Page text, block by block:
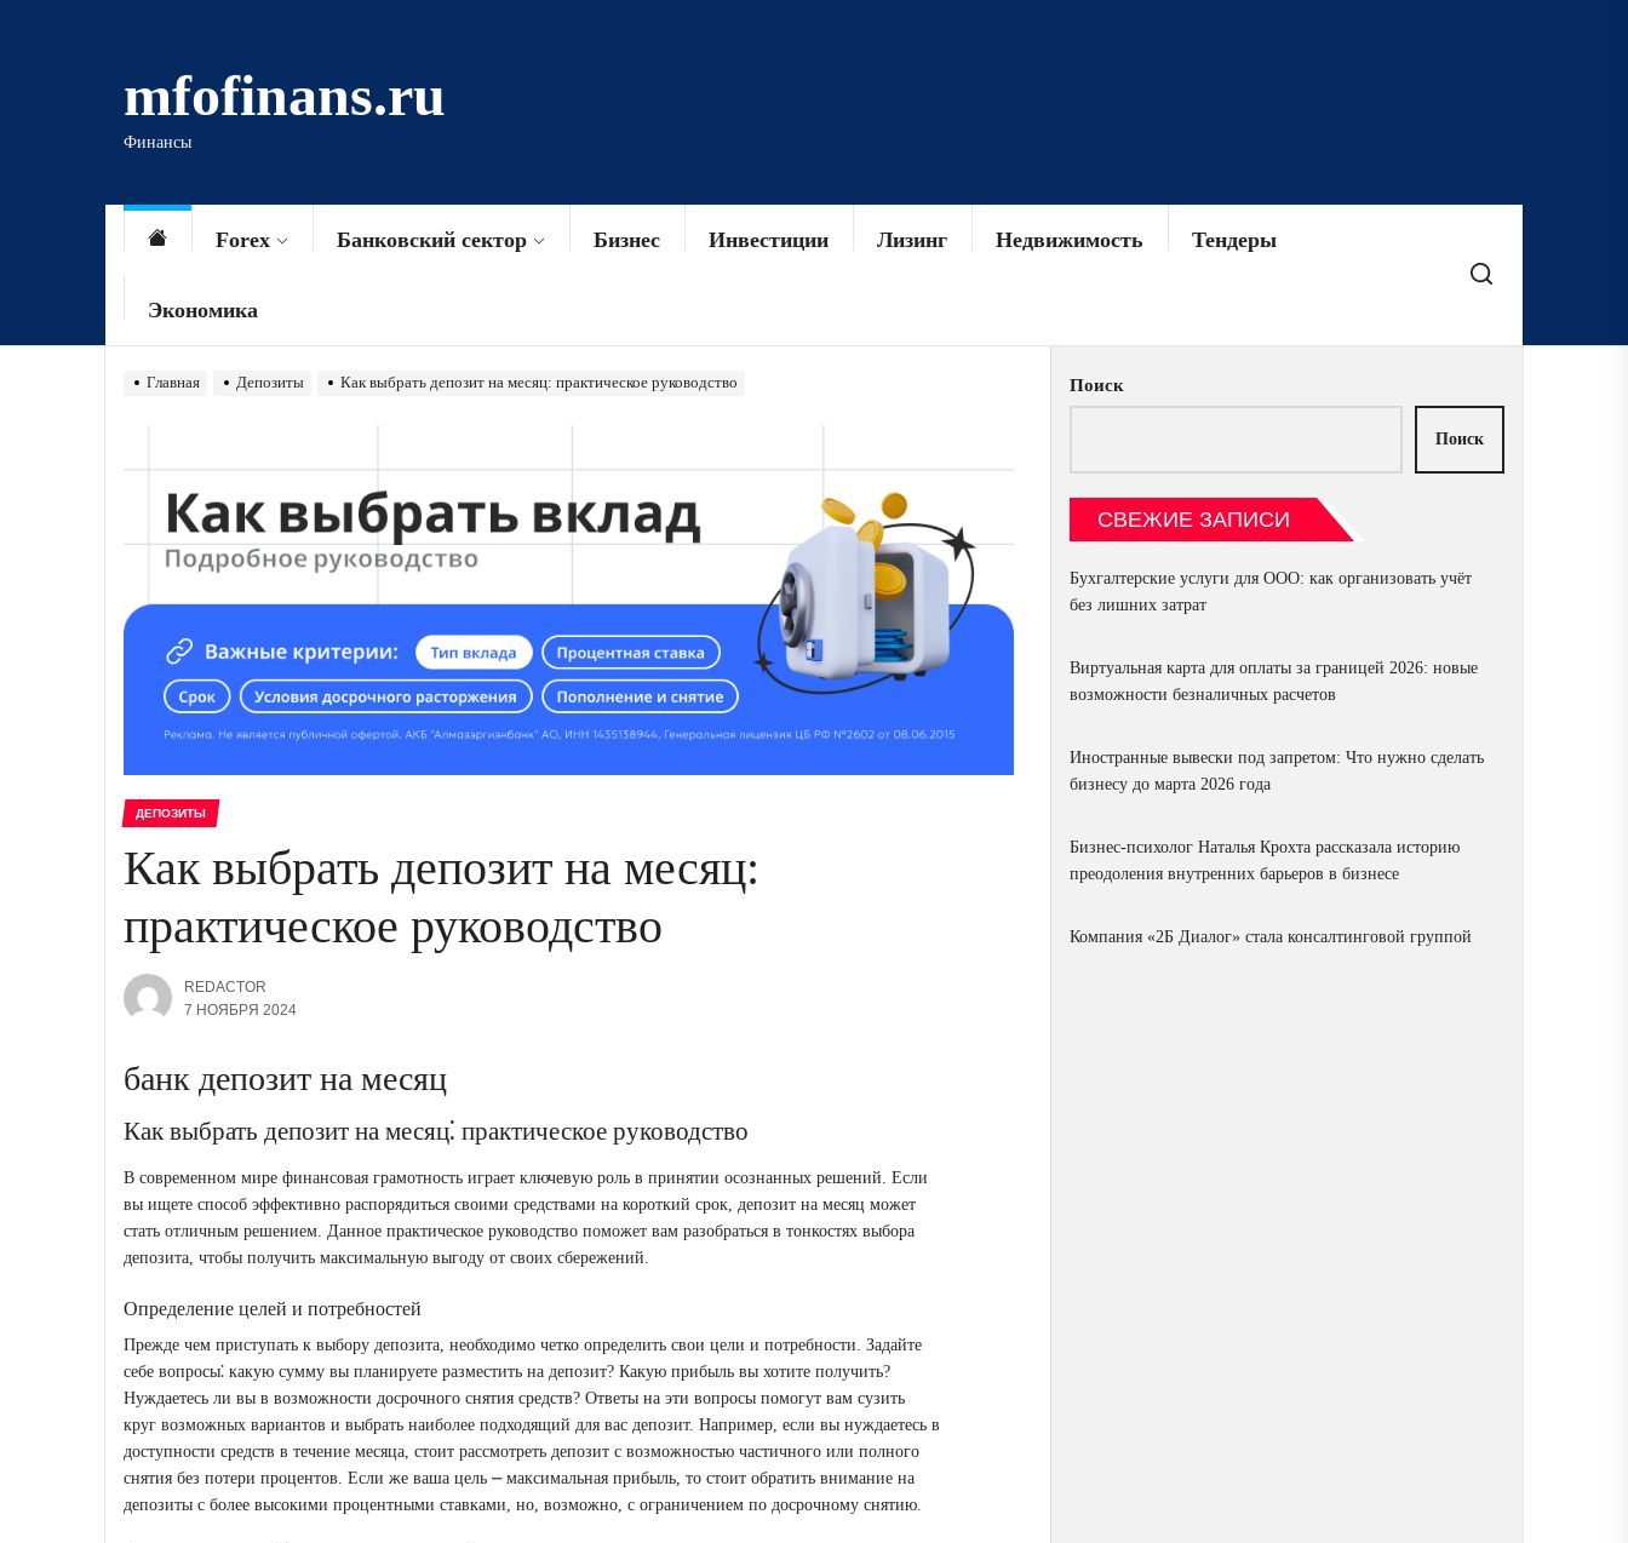
mfofinans.ru
Финансы
Forex Банковский сектор Бизнес Инвестиции Лизинг Недвижимость Тендеры
Экономика
Главная Депозиты Как выбрать депозит на месяц: практическое руководство
ДЕПОЗИТЫ
Как выбрать депозит на месяц:
практическое руководство
REDACTOR
7 НОЯБРЯ 2024
банк депозит на месяц
Как выбрать депозит на месяц⁚ практическое руководство
В современном мире финансовая грамотность играет ключевую роль в принятии осознанных решений. Если
вы ищете способ эффективно распорядиться своими средствами на короткий срок, депозит на месяц может
стать отличным решением. Данное практическое руководство поможет вам разобраться в тонкостях выбора
депозита, чтобы получить максимальную выгоду от своих сбережений.
Определение целей и потребностей
Прежде чем приступать к выбору депозита, необходимо четко определить свои цели и потребности. Задайте
себе вопросы⁚ какую сумму вы планируете разместить на депозит? Какую прибыль вы хотите получить?
Нуждаетесь ли вы в возможности досрочного снятия средств? Ответы на эти вопросы помогут вам сузить
круг возможных вариантов и выбрать наиболее подходящий для вас депозит. Например, если вы нуждаетесь в
доступности средств в течение месяца, стоит рассмотреть депозит с возможностью частичного или полного
снятия без потери процентов. Если же ваша цель ⎼ максимальная прибыль, то стоит обратить внимание на
депозиты с более высокими процентными ставками, но, возможно, с ограничением по досрочному снятию.
Поиск
Поиск
СВЕЖИЕ ЗАПИСИ
Бухгалтерские услуги для ООО: как организовать учёт
без лишних затрат
Виртуальная карта для оплаты за границей 2026: новые
возможности безналичных расчетов
Иностранные вывески под запретом: Что нужно сделать
бизнесу до марта 2026 года
Бизнес-психолог Наталья Крохта рассказала историю
преодоления внутренних барьеров в бизнесе
Компания «2Б Диалог» стала консалтинговой группой